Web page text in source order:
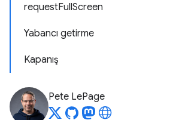
requestFullScreen
Yabancı getirme
Kapanış
Pete LePage